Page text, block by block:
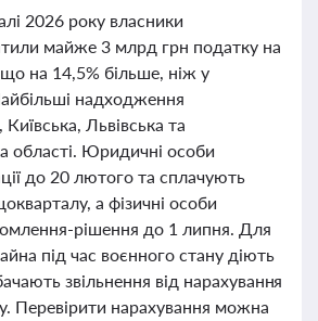
2026 року власники
майже 3 млрд грн податку на
на 14,5% більше, ніж у
надходження
Львівська та
області. Юридичні особи
до 20 лютого та сплачують
а фізичні особи
рішення до 1 липня. Для
під час воєнного стану діють
звільнення від нарахування
Перевірити нарахування можна